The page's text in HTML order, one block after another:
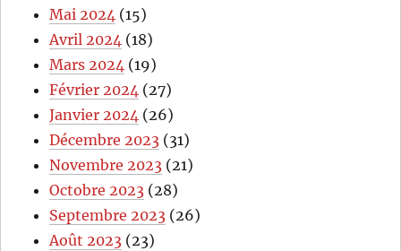
Mai 2024 (15)
Avril 2024 (18)
Mars 2024 (19)
Février 2024 (27)
Janvier 2024 (26)
Décembre 2023 (31)
Novembre 2023 (21)
Octobre 2023 (28)
Septembre 2023 (26)
Août 2023 (23)